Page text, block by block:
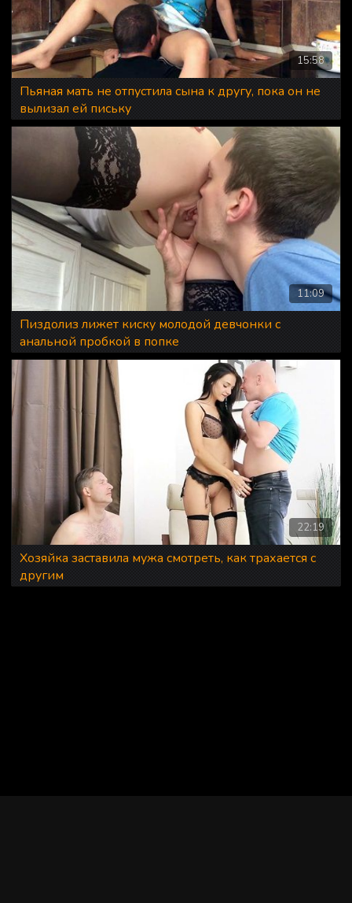
15:58
Пьяная мать не отпустила сына к другу, пока он не
вылизал ей письку
11:09
Пиздолиз лижет киску молодой девчонки с
анальной пробкой в попке
22:19
Хозяйка заставила мужа смотреть, как трахается с
другим